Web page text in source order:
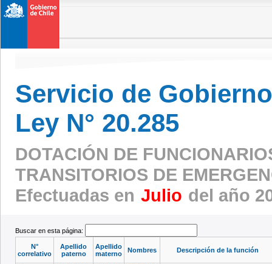
Servicio de
Ley N° 20.285
DOTACIÓN DE
TRANSITORIOS DE
Efectuadas en Julio del año
Buscar en esta página:
N°
correlativo
Apellido
paterno
Apellido
materno
Nombres Descripción de la función